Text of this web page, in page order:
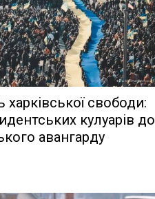
харківської свободи:
кулуарів до
авангарду